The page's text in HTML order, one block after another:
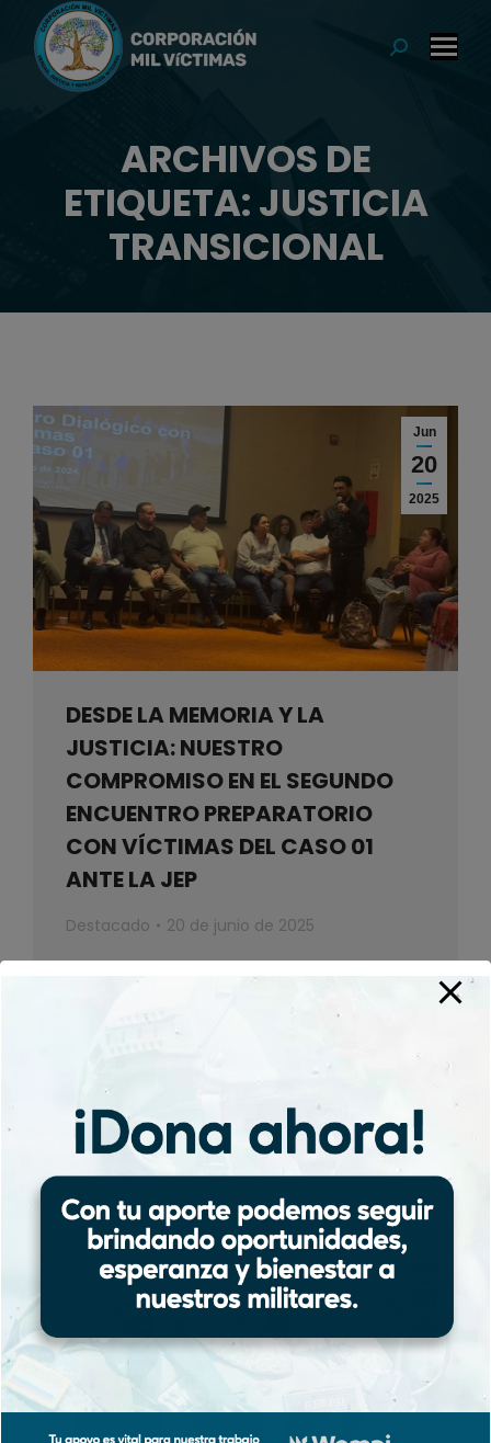
Buscar:
ARCHIVOS DE
ETIQUETA: JUSTICIA
TRANSICIONAL
Estás aquí:
Jun
20
2025
DESDE LA MEMORIA Y LA
JUSTICIA: NUESTRO
COMPROMISO EN EL SEGUNDO
ENCUENTRO PREPARATORIO
CON VÍCTIMAS DEL CASO 01
ANTE LA JEP
Destacado 20 de junio de 2025
Bogotá, 18 de junio de 2025 — En
reafirmamos nuestro
compromiso con la verdad, la
justicia y…
Read more
2025